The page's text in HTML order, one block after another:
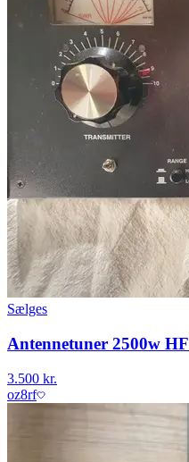
Sælges
Antennetuner 2500w HF
3.500 kr.
oz8rf